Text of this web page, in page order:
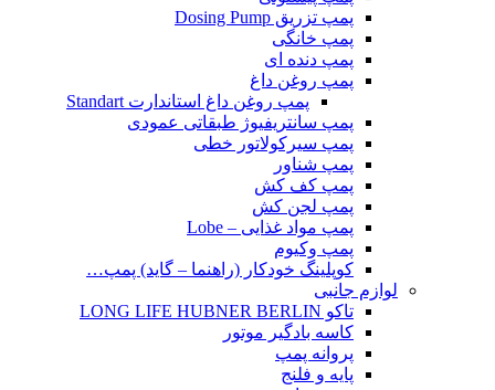
پمپ تزریق Dosing Pump
پمپ خانگی
پمپ دنده ای
پمپ روغن داغ
پمپ روغن داغ استاندارت Standart
پمپ سانتریفیوژ طبقاتی عمودی
پمپ سیرکولاتور خطی
پمپ شناور
پمپ کف کش
پمپ لجن کش
پمپ مواد غذایی – Lobe
پمپ وکیوم
کوپلینگ خودکار (راهنما – گاید) پمپ…
لوازم جانبی
تاکو LONG LIFE HUBNER BERLIN
کاسه بادگیر موتور
پروانه پمپ
پایه و فلنج